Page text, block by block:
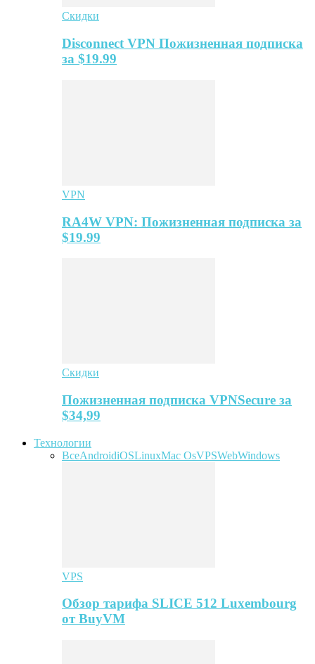
Скидки
Disconnect VPN Пожизненная подписка
за $19.99
VPN
RA4W VPN: Пожизненная подписка за
$19.99
Скидки
Пожизненная подписка VPNSecure за
$34,99
Технологии
ВсеAndroidiOSLinuxMac OsVPSWebWindows
VPS
Обзор тарифа SLICE 512 Luxembourg
от BuyVM